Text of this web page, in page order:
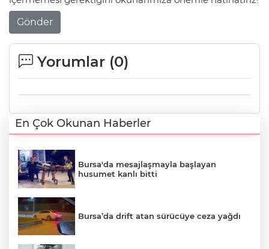
Gönder
Yorumlar (0)
En Çok Okunan Haberler
Bursa'da mesajlaşmayla başlayan
husumet kanlı bitti
Bursa’da drift atan sürücüye ceza yağdı